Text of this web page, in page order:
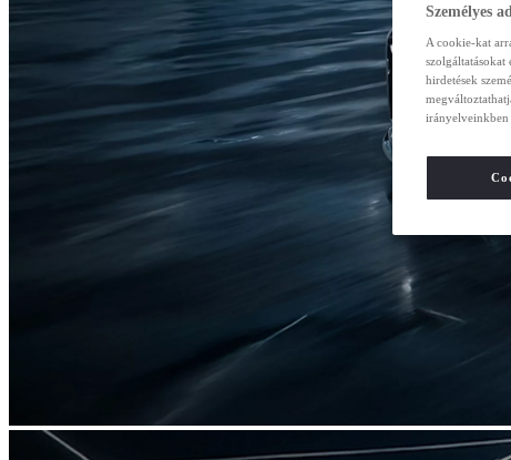
Személyes
A cookie-kat
hirdetések
irányelveinkben